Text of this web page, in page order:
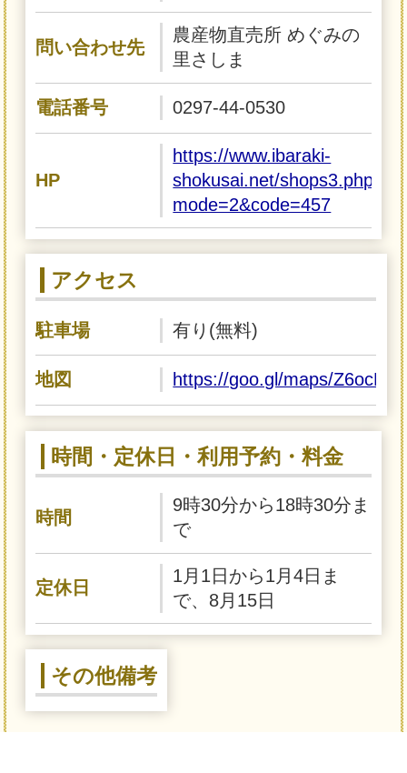
問い合わせ先
農産物直売所 めぐみの
里さしま
電話番号 0297-44-0530
HP
https://www.ibaraki-
shokusai.net/shops3.php?
mode=2&code=457
アクセス
駐車場 有り(無料)
地図 https://goo.gl/maps/
時間・定休日・利用予約・料金
時間
9時30分から18時30分ま
で
定休日
1月1日から1月4日ま
で、8月15日
その他備考